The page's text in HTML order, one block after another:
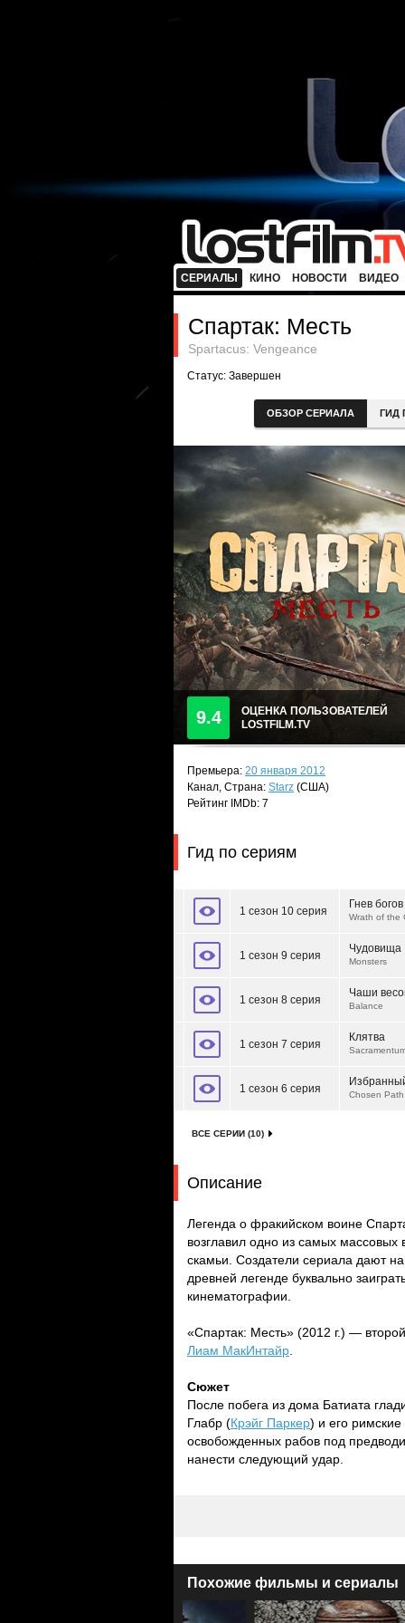
СЕРИАЛЫ КИНО НОВОСТИ ВИДЕО
Спартак: Месть
Spartacus: Vengeance
Статус: Завершен
ОБЗОР СЕРИАЛА ГИД
9.4
ОЦЕНКА ПОЛЬЗОВАТЕЛЕЙ
LOSTFILM.TV
Премьера: 20 января 2012
Канал, Страна: Starz (США)
Рейтинг IMDb: 7
Гид по сериям
1 сезон 10 серия
Гнев богов
Wrath of the
1 сезон 9 серия
Чудовища
Monsters
1 сезон 8 серия
Чаши
Balance
1 сезон 7 серия
Клятва
1 сезон 6 серия Chosen Path
ВСЕ СЕРИИ (10)
Описание
Легенда о фракийском воине
возглавил одно из самых
скамьи. Создатели сериала дают
древней легенде буквально
кинематографии.
«Спартак: Месть» (2012 г.) —
Лиам МакИнтайр
Сюжет
После побега из дома Батиата
Глабр (Крэйг Паркер) и его
освобожденных рабов под
нанести следующий удар.
Похожие фильмы и сериалы